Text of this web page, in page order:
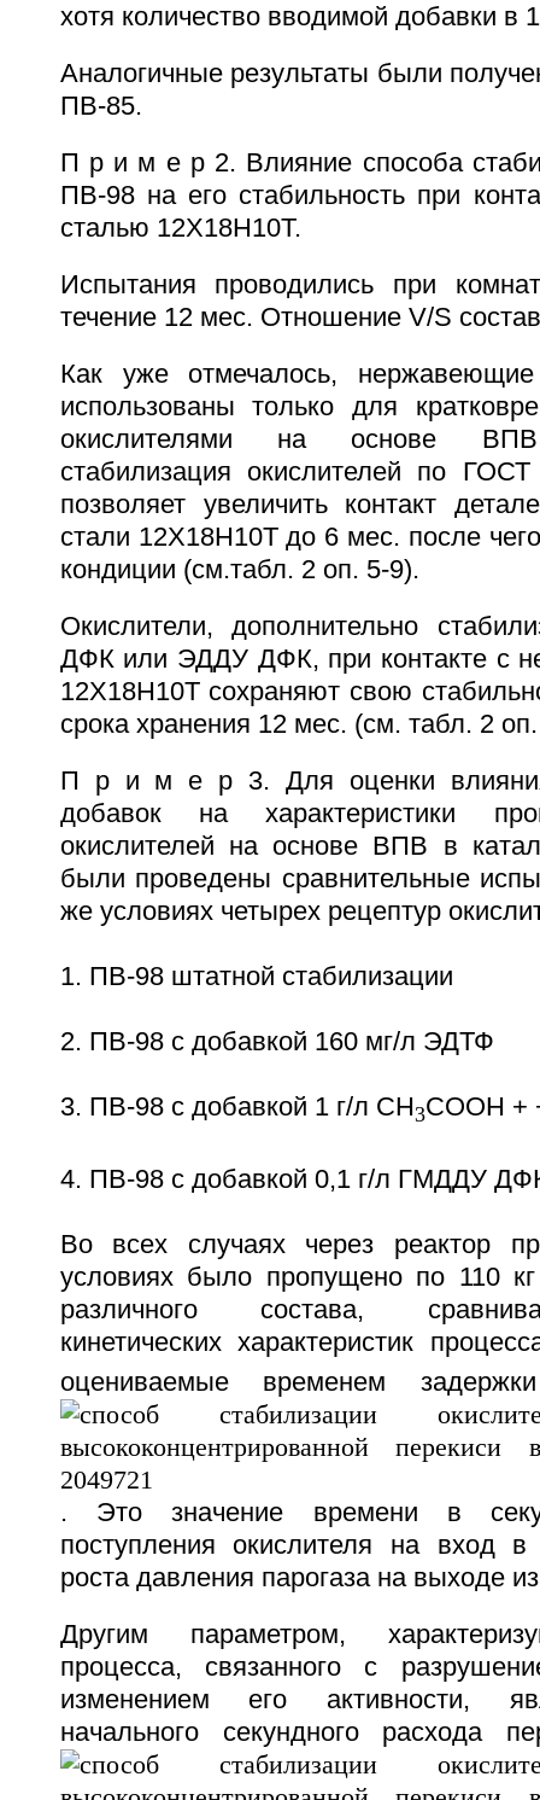
хотя количество вводимой добавки в
Аналогичные результаты были
ПВ-85.
П р и м е р 2. Влияние способа
ПВ-98 на его стабильность при
сталью 12Х18Н10Т.
Испытания проводились при
течение 12 мес. Отношение V/S
Как уже отмечалось,
использованы только для
окислителями на основе ВПВ.
стабилизация окислителей по
позволяет увеличить контакт
стали 12Х18Н10Т до 6 мес. после
кондиции (см.табл. 2 оп. 5-9).
Окислители, дополнительно
ДФК или ЭДДУ ДФК, при контакте с
12Х18Н10Т сохраняют свою
срока хранения 12 мес. (см. табл. 2
П р и м е р 3. Для оценки
добавок на характеристики
окислителей на основе ВПВ в
были проведены сравнительные
же условиях четырех рецептур
1. ПВ-98 штатной стабилизации
2. ПВ-98 с добавкой 160 мг/л ЭДТФ
3. ПВ-98 с добавкой 1 г/л СН3СООН +
4. ПВ-98 с добавкой 0,1 г/л ГМДДУ
Во всех случаях через реактор
условиях было пропущено по 110
различного состава,
кинетических характеристик
оцениваемые временем
. Это значение времени в
поступления окислителя на вход
роста давления парогаза на выходе
Другим параметром,
процесса, связанного с
изменением его активности,
начального секундного расхода